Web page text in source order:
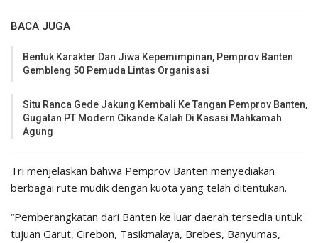
BACA JUGA
Bentuk Karakter Dan Jiwa Kepemimpinan, Pemprov Banten
Gembleng 50 Pemuda Lintas Organisasi
Situ Ranca Gede Jakung Kembali Ke Tangan Pemprov Banten,
Gugatan PT Modern Cikande Kalah Di Kasasi Mahkamah
Agung
Tri menjelaskan bahwa Pemprov Banten menyediakan
berbagai rute mudik dengan kuota yang telah ditentukan.
“Pemberangkatan dari Banten ke luar daerah tersedia untuk
tujuan Garut, Cirebon, Tasikmalaya, Brebes, Banyumas,